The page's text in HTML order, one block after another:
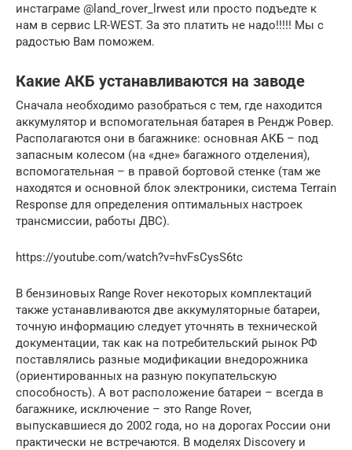
инстаграме @land_rover_lrwest или просто подъедте к
нам в сервис LR-WEST. За это платить не надо!!!!! Мы с
радостью Вам поможем.
Какие АКБ устанавливаются на заводе
Сначала необходимо разобраться с тем, где находится
аккумулятор и вспомогательная батарея в Рендж Ровер.
Располагаются они в багажнике: основная АКБ – под
запасным колесом (на «дне» багажного отделения),
вспомогательная – в правой бортовой стенке (там же
находятся и основной блок электроники, система Terrain
Response для определения оптимальных настроек
трансмиссии, работы ДВС).
https://youtube.com/watch?v=hvFsCysS6tc
В бензиновых Range Rover некоторых комплектаций
также устанавливаются две аккумуляторные батареи,
точную информацию следует уточнять в технической
документации, так как на потребительский рынок РФ
поставлялись разные модификации внедорожника
(ориентированных на разную покупательскую
способность). А вот расположение батареи – всегда в
багажнике, исключение – это Range Rover,
выпускавшиеся до 2002 года, но на дорогах России они
практически не встречаются. В моделях Discovery и